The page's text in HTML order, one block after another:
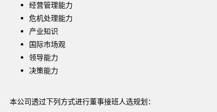
经营管理能力
危机处理能力
产业知识
国际市场观
领导能力
决策能力
本公司透过下列方式进行董事接班人选规划：